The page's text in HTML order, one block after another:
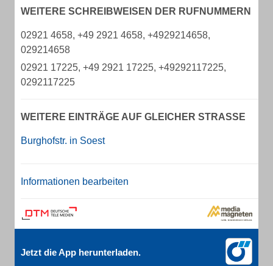
WEITERE SCHREIBWEISEN DER RUFNUMMERN
02921 4658, +49 2921 4658, +4929214658,
029214658
02921 17225, +49 2921 17225, +49292117225,
0292117225
WEITERE EINTRÄGE AUF GLEICHER STRASSE
Burghofstr. in Soest
Informationen bearbeiten
Jetzt die App herunterladen.